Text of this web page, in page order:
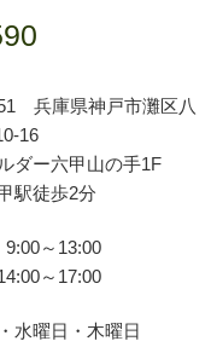
兵庫県神戸市灘区八
16
ダー六甲山の手1F
駅徒歩2分
～13:00
～17:00
水曜日・木曜日